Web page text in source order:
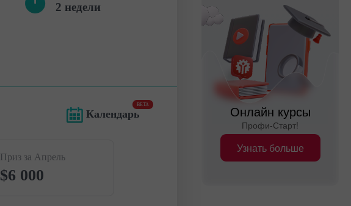
2 недели
Календарь
BETA
Приз за Апрель
$6 000
Онлайн курсы
Профи-Старт!
Узнать больше